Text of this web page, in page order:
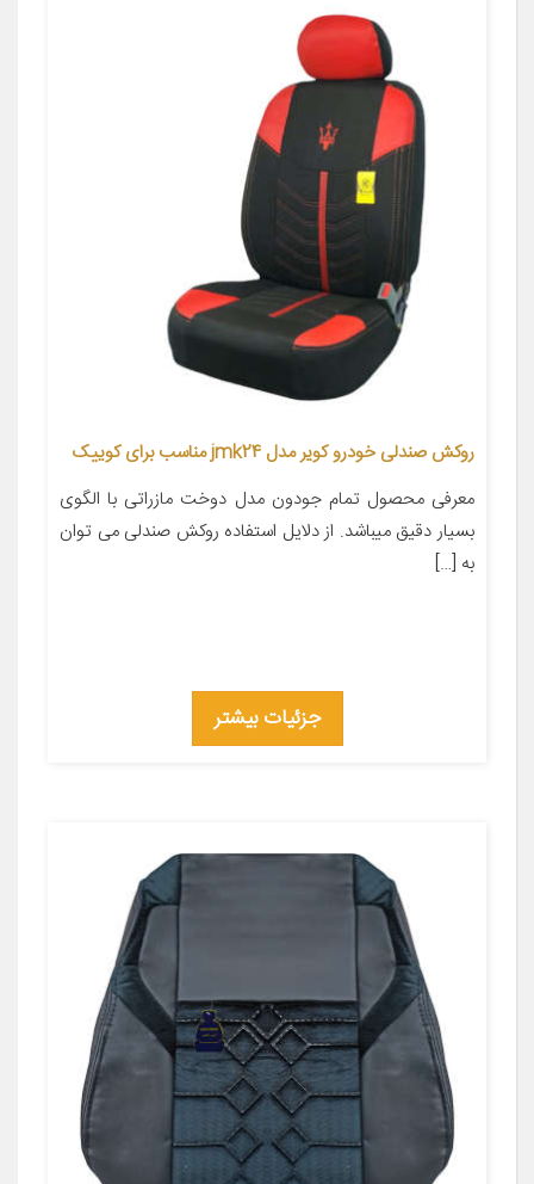
روکش صندلی خودرو کویر مدل jmk24 مناسب برای کوییک
معرفی محصول تمام جودون مدل دوخت مازراتی با الگوی
بسیار دقیق میباشد. از دلایل استفاده روکش صندلی می توان
به […]
جزئیات بیشتر